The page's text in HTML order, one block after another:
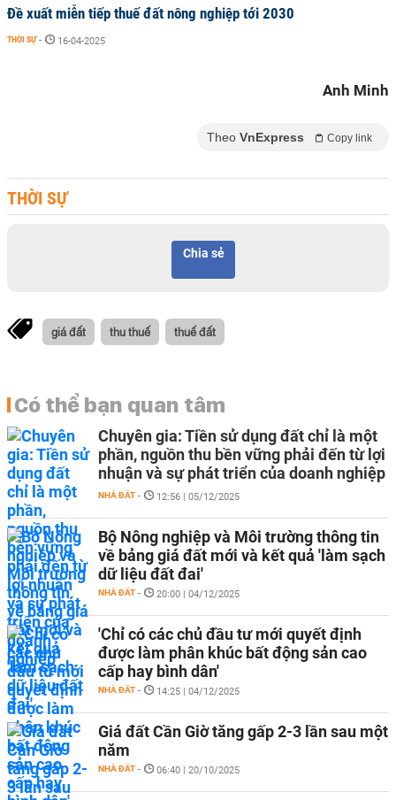
Đề xuất miễn tiếp thuế đất nông nghiệp tới 2030
THỜI SỰ - 16-04-2025
Anh Minh
Theo VnExpress Copy link
THỜI SỰ
Chia sẻ
giá đất thu thuế thuế đất
Có thể bạn quan tâm
Chuyên gia: Tiền sử dụng đất chỉ là một
phần, nguồn thu bền vững phải đến từ lợi
nhuận và sự phát triển của doanh nghiệp
NHÀ ĐẤT - 12:56 | 05/12/2025
Bộ Nông nghiệp và Môi trường thông tin
về bảng giá đất mới và kết quả 'làm sạch
dữ liệu đất đai'
NHÀ ĐẤT - 20:00 | 04/12/2025
'Chỉ có các chủ đầu tư mới quyết định
được làm phân khúc bất động sản cao
cấp hay bình dân'
NHÀ ĐẤT - 14:25 | 04/12/2025
Giá đất Cần Giờ tăng gấp 2-3 lần sau một
năm
NHÀ ĐẤT - 06:40 | 20/10/2025